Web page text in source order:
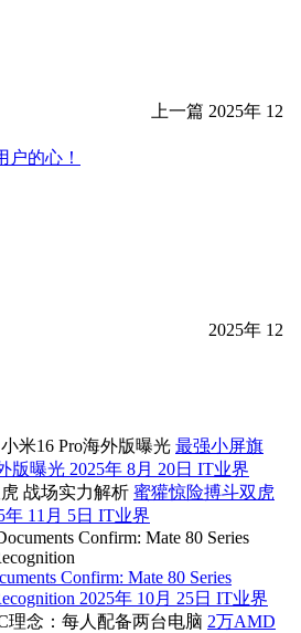
上一篇 2025年 12
户的心！
2025年 12
最强小屏旗
版曝光 2025年 8月 20日 IT业界
蜜獾惊险搏斗双虎
年 11月 5日 IT业界
Confirm: Mate 80 Series
2025年 10月 25日 IT业界
2万AMD